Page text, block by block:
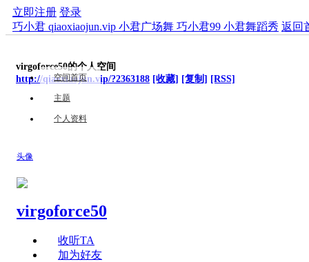
立即注册 登录
巧小君 qiaoxiaojun.vip 小君广场舞 巧小君99 小君舞蹈秀 返回
virgoforce50的个人空间
http://qiaoxiaojun.vip/?2363188 [收藏] [复制] [RSS]
空间首页
主题
个人资料
头像
virgoforce50
收听TA
加为好友